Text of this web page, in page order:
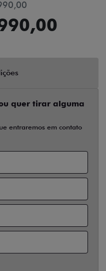
quer tirar alguma
entraremos em contato